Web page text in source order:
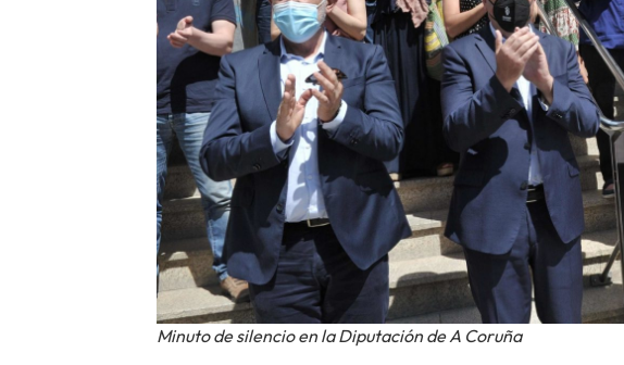
Minuto de silencio en la Diputación de A Coruña